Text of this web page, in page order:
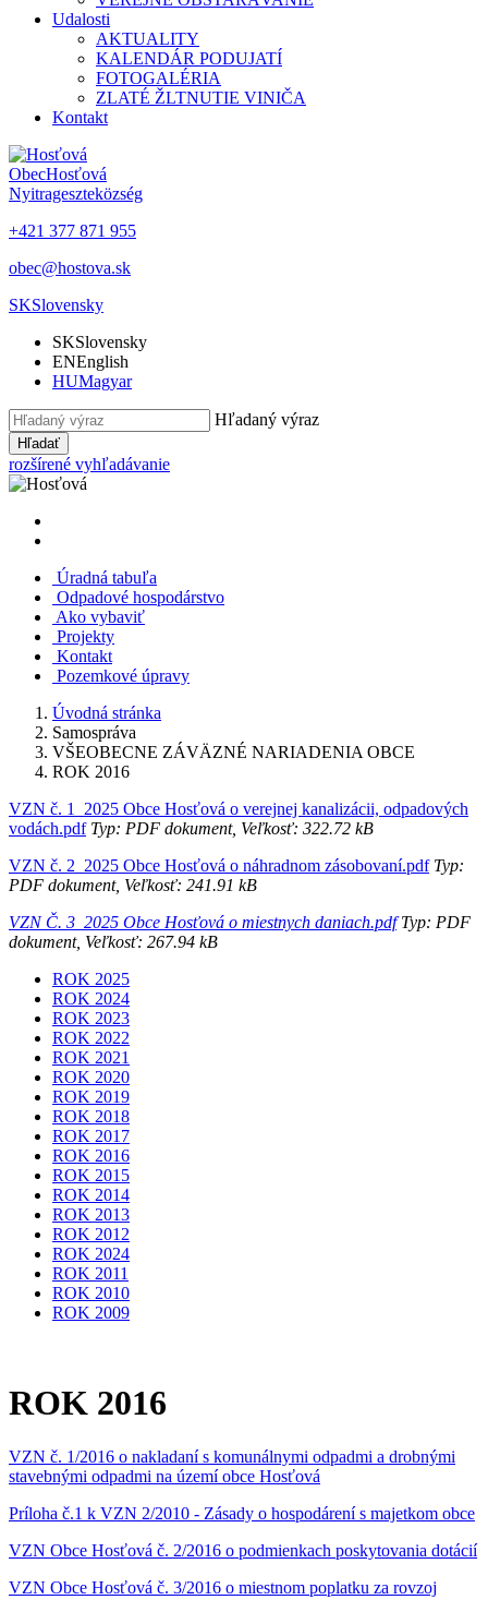
Udalosti
AKTUALITY
KALENDÁR PODUJATÍ
FOTOGALÉRIA
ZLATÉ ŽLTNUTIE VINIČA
Kontakt
ObecHosťová
Nyitrageszteközség
+421 377 871 955
obec@hostova.sk
SKSlovensky
SKSlovensky
ENEnglish
HUMagyar
Hľadaný výraz
Hľadať
rozšírené vyhľadávanie
Úradná tabuľa
Odpadové hospodárstvo
Ako vybaviť
Projekty
Kontakt
Pozemkové úpravy
Úvodná stránka
Samospráva
VŠEOBECNE ZÁVÄZNÉ NARIADENIA OBCE
ROK 2016
VZN č. 1_2025 Obce Hosťová o verejnej kanalizácii, odpadových
vodách.pdfTyp: PDF dokument, Veľkosť: 322.72 kB
VZN č. 2_2025 Obce Hosťová o náhradnom zásobovaní.pdfTyp:
PDF dokument, Veľkosť: 241.91 kB
VZN Č. 3_2025 Obce Hosťová o miestnych daniach.pdfTyp: PDF
dokument, Veľkosť: 267.94 kB
ROK 2025
ROK 2024
ROK 2023
ROK 2022
ROK 2021
ROK 2020
ROK 2019
ROK 2018
ROK 2017
ROK 2016
ROK 2015
ROK 2014
ROK 2013
ROK 2012
ROK 2024
ROK 2011
ROK 2010
ROK 2009
ROK 2016
VZN č. 1/2016 o nakladaní s komunálnymi odpadmi a drobnými
stavebnými odpadmi na území obce Hosťová
Príloha č.1 k VZN 2/2010 - Zásady o hospodárení s majetkom obce
VZN Obce Hosťová č. 2/2016 o podmienkach poskytovania dotácií
VZN Obce Hosťová č. 3/2016 o miestnom poplatku za rovzoj